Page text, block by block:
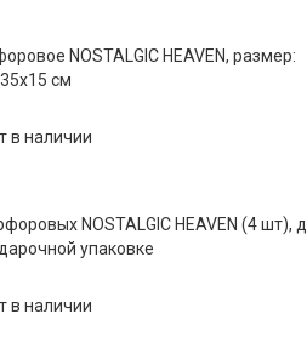
NOSTALGIC HEAVEN, размер:
35x15 см
в наличии
NOSTALGIC HEAVEN (4 шт),
упаковке
в наличии